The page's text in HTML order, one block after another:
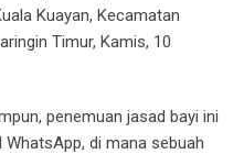
Kuayan, Kecamatan
Timur, Kamis, 10
penemuan jasad bayi ini
di mana sebuah